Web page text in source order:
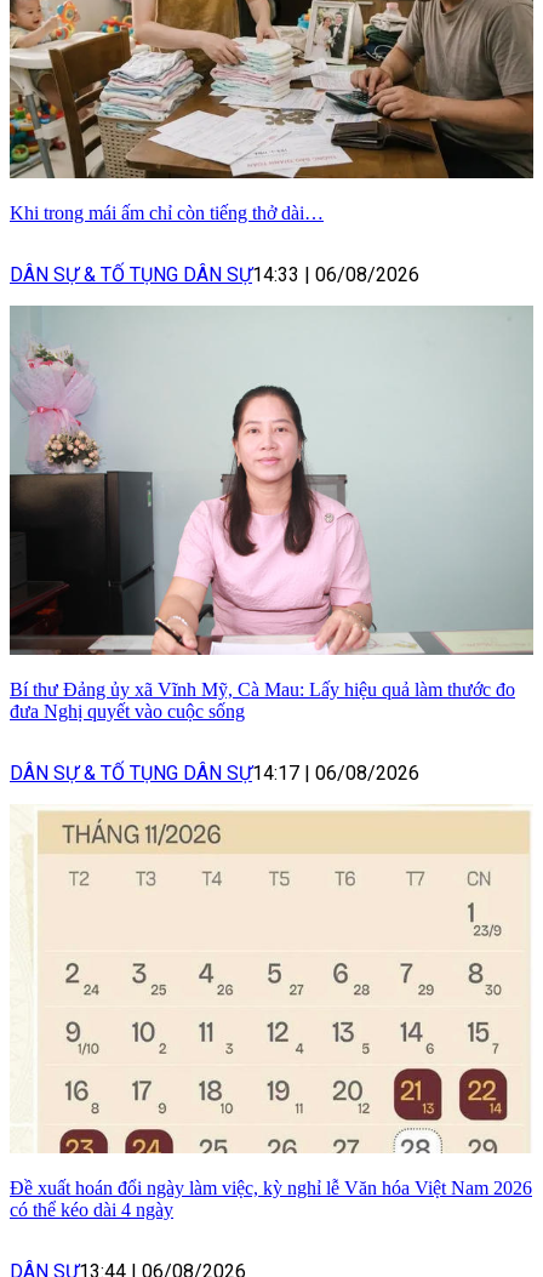
Khi trong mái ấm chỉ còn tiếng thở dài…
DÂN SỰ & TỐ TỤNG DÂN SỰ14:33 | 06/08/2026
Bí thư Đảng ủy xã Vĩnh Mỹ, Cà Mau: Lấy hiệu quả làm thước đo
đưa Nghị quyết vào cuộc sống
DÂN SỰ & TỐ TỤNG DÂN SỰ14:17 | 06/08/2026
Đề xuất hoán đổi ngày làm việc, kỳ nghỉ lễ Văn hóa Việt Nam 2026
có thể kéo dài 4 ngày
DÂN SỰ13:44 | 06/08/2026